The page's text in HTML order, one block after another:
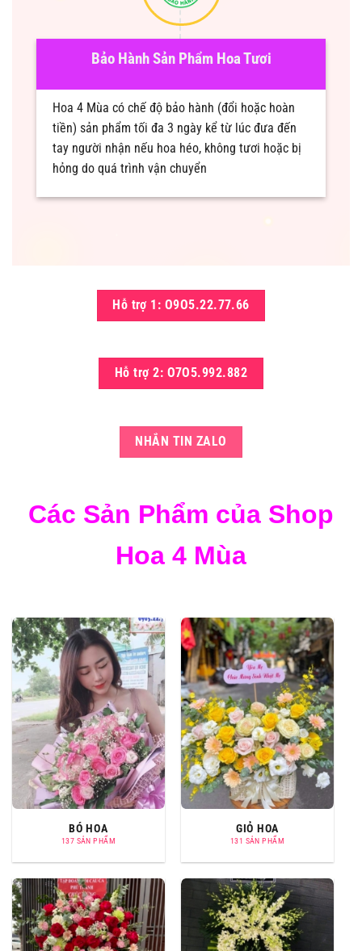
Bảo Hành Sản Phẩm Hoa Tươi
Hoa 4 Mùa có chế độ bảo hành (đổi hoặc hoàn
tiền) sản phẩm tối đa 3 ngày kể từ lúc đưa đến
tay người nhận nếu hoa héo, không tươi hoặc bị
hỏng do quá trình vận chuyển
Hỗ trợ 1: O9O5.22.77.66
Hỗ trợ 2: O7O5.992.882
NHẮN TIN ZALO
Các Sản Phẩm của Shop
Hoa 4 Mùa
BÓ HOA
137 SẢN PHẨM
GIỎ HOA
131 SẢN PHẨM